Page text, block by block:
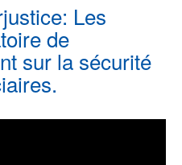
Les
de
sur la sécurité